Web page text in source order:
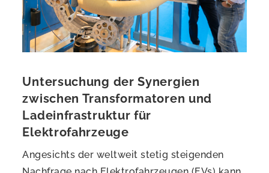
Untersuchung der Synergien
zwischen Transformatoren und
Ladeinfrastruktur für
Elektrofahrzeuge
Angesichts der weltweit stetig steigenden